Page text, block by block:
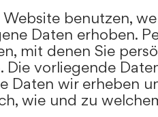
Website benutzen,
Daten erhoben.
mit denen Sie
Die vorliegende
Daten wir erheben
wie und zu